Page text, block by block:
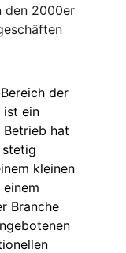
den 2000er
der
ist ein
hat
stetig
kleinen
Branche